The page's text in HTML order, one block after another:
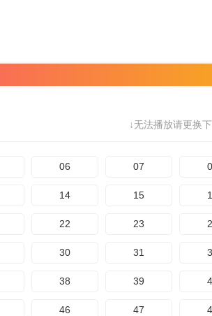
↓无法播放请更换
06 07
14 15
22 23
30 31
38 39
46 47